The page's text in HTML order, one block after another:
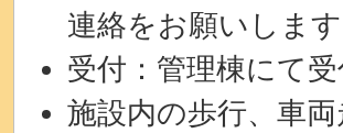
連絡をお願いしま
受付：管理棟にて
施設内の歩行、車